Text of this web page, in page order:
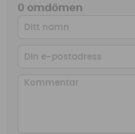
0 omdömen